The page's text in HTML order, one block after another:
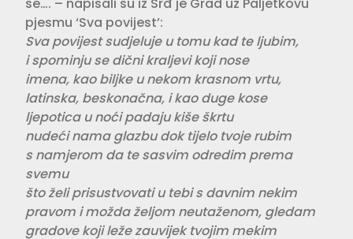
se…. – napisali su iz Srđ je Grad uz Paljetkovu
pjesmu ‘Sva povijest’:
Sva povijest sudjeluje u tomu kad te ljubim,
i spominju se dični kraljevi koji nose
imena, kao biljke u nekom krasnom vrtu,
latinska, beskonačna, i kao duge kose
ljepotica u noći padaju kiše škrtu
nudeći nama glazbu dok tijelo tvoje rubim
s namjerom da te sasvim odredim prema
svemu
što želi prisustvovati u tebi s davnim nekim
pravom i možda željom neutaženom, gledam
gradove koji leže zauvijek tvojim mekim